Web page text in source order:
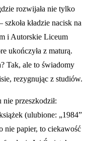
rozwijała nie tylko
kładzie nacisk na
i Autorskie Liceum
ukończyła z maturą.
Tak, ale to świadomy
rezygnując z studiów.
przeszkodził:
(ulubione: „1984”
nie papier, to ciekawość